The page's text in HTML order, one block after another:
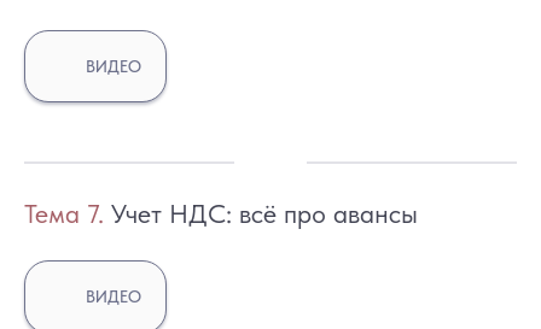
ВИДЕО
Тема 7. Учет НДС: всё про авансы
ВИДЕО